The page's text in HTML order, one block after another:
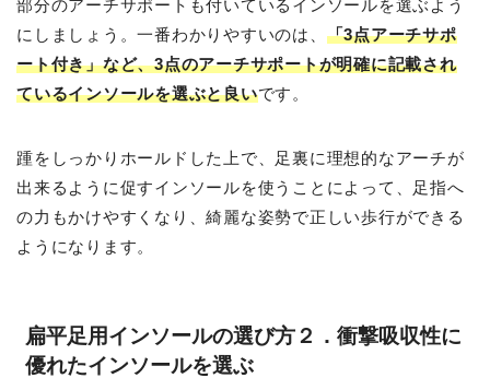
部分のアーチサポートも付いているインソールを選ぶよう
にしましょう。一番わかりやすいのは、 「3点アーチサポ
ート付き」など、3点のアーチサポートが明確に記載され
ているインソールを選ぶと良いです。
踵をしっかりホールドした上で、足裏に理想的なアーチが
出来るように促すインソールを使うことによって、足指へ
の力もかけやすくなり、綺麗な姿勢で正しい歩行ができる
ようになります。
扁平足用インソールの選び方２．衝撃吸収性に
優れたインソールを選ぶ